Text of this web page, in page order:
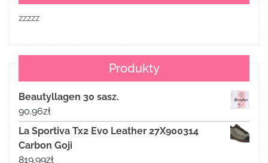
zzzzz
Produkty
Beautyllagen 30 sasz.
90.96zł
La Sportiva Tx2 Evo Leather 27X900314
Carbon Goji
819.99zł